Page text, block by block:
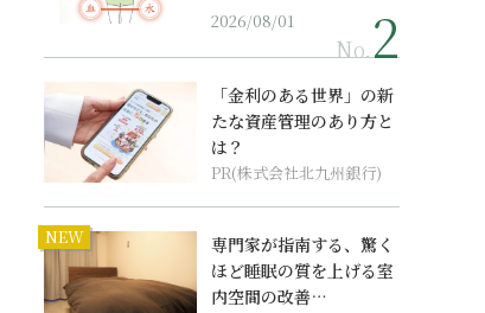
2026/08/01
No.
「金利のある世界」の新
たな資産管理のあり方と
は？
PR(株式会社北九州銀行)
NEW
専門家が指南する、驚く
ほど睡眠の質を上げる室
内空間の改善…